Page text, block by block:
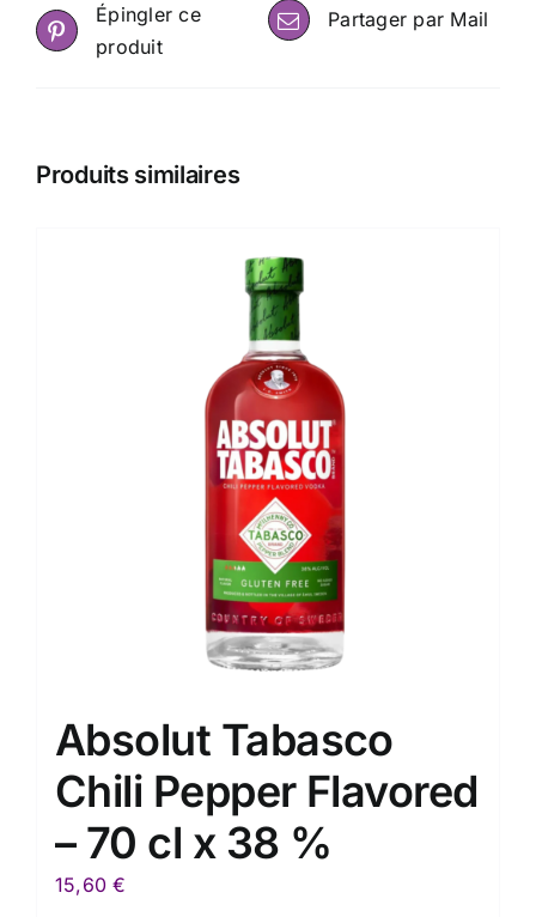
Épingler ce
produit
Partager par Mail
Produits similaires
Absolut Tabasco
Chili Pepper Flavored
– 70 cl x 38 %
15,60€